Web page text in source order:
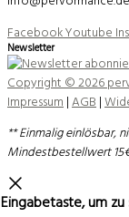
FacebookYoutube
Newsletter
Copyright © 2026
Impressum|AGB|
** Einmalig einlösbar,
Mindestbestellwert
um zu